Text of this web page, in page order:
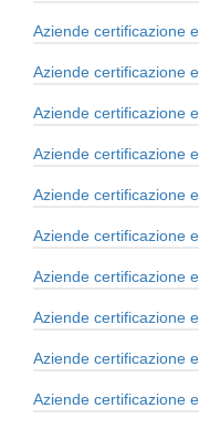
Aziende certificazione
Aziende certificazione
Aziende certificazione
Aziende certificazione
Aziende certificazione
Aziende certificazione
Aziende certificazione
Aziende certificazione
Aziende certificazione
Aziende certificazione